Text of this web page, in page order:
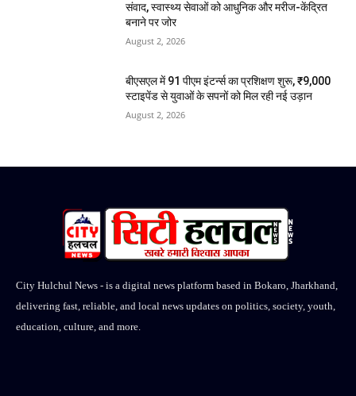
संवाद, स्वास्थ्य सेवाओं को आधुनिक और मरीज-केंद्रित
बनाने पर जोर
August 2, 2026
बीएसएल में 91 पीएम इंटर्न्स का प्रशिक्षण शुरू, ₹9,000
स्टाइपेंड से युवाओं के सपनों को मिल रही नई उड़ान
August 2, 2026
City Hulchul News - is a digital news platform based in Bokaro, Jharkhand,
delivering fast, reliable, and local news updates on politics, society, youth,
education, culture, and more.